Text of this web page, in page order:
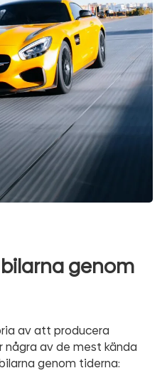
genom
av att producera
några av de mest kända
genom tiderna: